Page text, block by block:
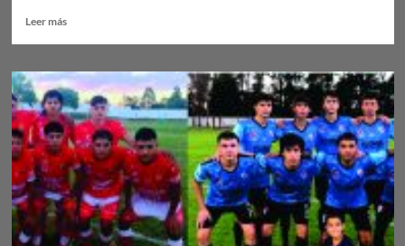
Leer másLeer
Nueva
directiva
en
Wanderers.